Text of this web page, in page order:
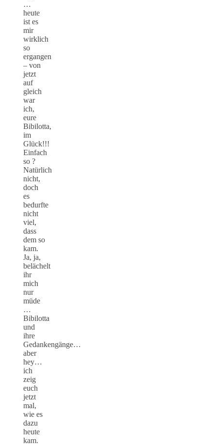
…
heute
ist es
mir
wirklich
so
ergangen
– von
jetzt
auf
gleich
war
ich,
eure
Bibilotta,
im
Glück!!!
Einfach
so ?
Natürlich
nicht,
doch
es
bedurfte
nicht
viel,
dass
dem so
kam.
Ja, ja,
belächelt
ihr
mich
nur
müde
…
Bibilotta
und
ihre
Gedankengänge…
aber
hey…
ich
zeig
euch
jetzt
mal,
wie es
dazu
heute
kam.